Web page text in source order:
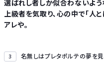
選ばれし者しか似合わないよ
上級者を気取り､心の中で｢人
アレや。
3 名無しはプレタポルテの夢を